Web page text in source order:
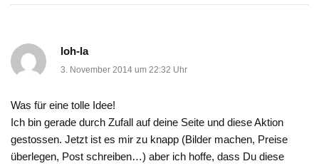
loh-la
3. November 2014 um 22:32 Uhr
Was für eine tolle Idee!
Ich bin gerade durch Zufall auf deine Seite und diese Aktion
gestossen. Jetzt ist es mir zu knapp (Bilder machen, Preise
überlegen, Post schreiben…) aber ich hoffe, dass Du diese